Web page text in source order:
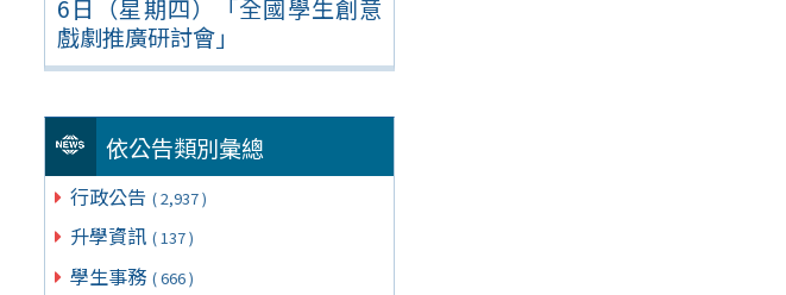
6日（星期四）「全國學生創意
戲劇推廣研討會」
依公告類別彙總
行政公告 ( 2,937 )
升學資訊 ( 137 )
學生事務 ( 666 )